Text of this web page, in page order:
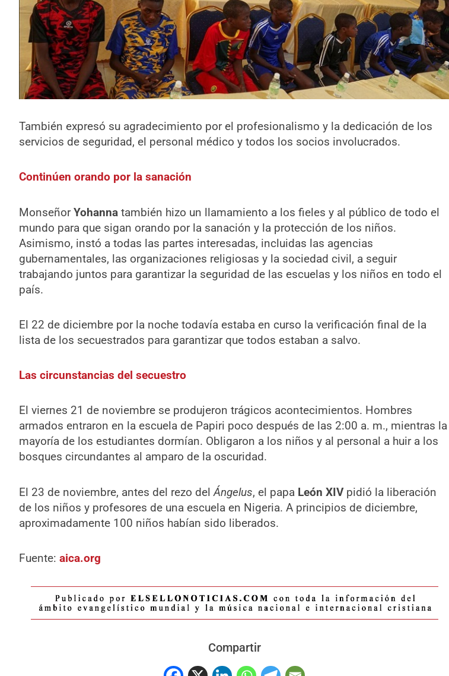
También expresó su agradecimiento por el profesionalismo y la dedicación de los
servicios de seguridad, el personal médico y todos los socios involucrados.
Continúen orando por la sanación
MonseñorYohannatambién hizo un llamamiento a los fieles y al público de todo el
mundo para que sigan orando por la sanación y la protección de los niños.
Asimismo, instó a todas las partes interesadas, incluidas las agencias
gubernamentales, las organizaciones religiosas y la sociedad civil, a seguir
trabajando juntos para garantizar la seguridad de las escuelas y los niños en todo el
país.
El 22 de diciembre por la noche todavía estaba en curso la verificación final de la
lista de los secuestrados para garantizar que todos estaban a salvo.
Las circunstancias del secuestro
El viernes 21 de noviembre se produjeron trágicos acontecimientos. Hombres
armados entraron en la escuela de Papiri poco después de las 2:00 a. m., mientras la
mayoría de los estudiantes dormían. Obligaron a los niños y al personal a huir a los
bosques circundantes al amparo de la oscuridad.
El 23 de noviembre, antes del rezo del Ángelus, el papa León XIVpidió la liberación
de los niños y profesores de una escuela en Nigeria. A principios de diciembre,
aproximadamente 100 niños habían sido liberados.
Fuente: aica.org
Compartir